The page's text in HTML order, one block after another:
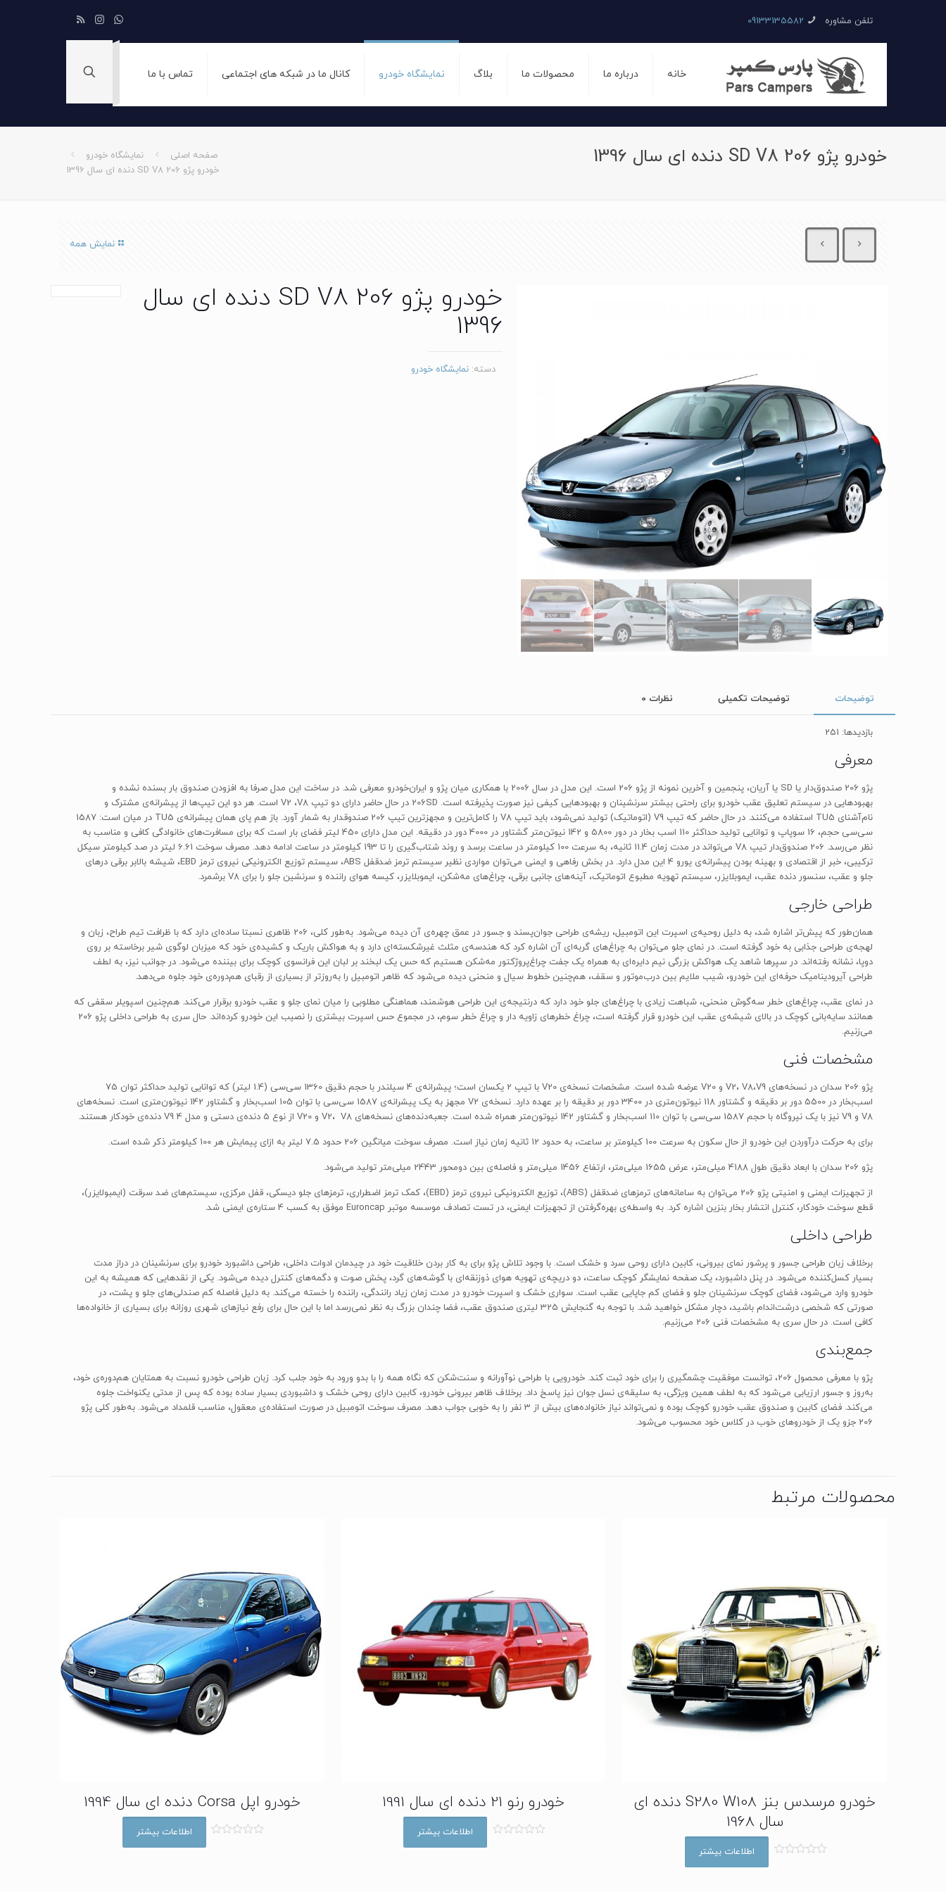
تلفن مشاوره 09133135582
خانه درباره ما محصولات ما بلاگ نمایشگاه خودرو کانال ما در شبکه های اجتماعی تماس با ما
خودرو پژو 206 SD V8 دنده ای سال 1396 صفحه اصلی
نمایشگاه خودرو
خودرو پژو 206 SD V8 دنده ای سال 1396
نمایش همه
خودرو پژو 206 SD V8 دنده ای سال
1396
دسته:نمایشگاه خودرو
توضیحات توضیحات تکمیلی نظرات 0
بازدیدها: 251
معرفی
پژو 206 صندوق‌دار یا SD یا آریان، پنجمین و آخرین نمونه از پژو 206 است. این مدل در سال 2006 با همکاری میان پژو و ایران‌خودرو معرفی شد. در ساخت این مدل صرفا به افزودن صندوق بار بسنده نشده و
بهبودهایی در سیستم تعلیق عقب خودرو برای راحتی بیشتر سرنشینان و بهبودهایی کیفی نیز صورت پذیرفته است. 206SD در حال حاضر دارای دو تیپ V2 ،V8 است. هر دو این تیپ‌ها از پیشرانه‌ی مشترک و
نام‌آشنای TU5 استفاده می‌کنند. در حال حاضر که تیپ V9 (اتوماتیک) تولید نمی‌شود، باید تیپ V8 را کامل‌ترین و مجهزترین تیپ 206 صندوقدار به شمار آورد. باز هم پای همان پیشرانه‌ی TU5 در میان است: 1587
سی‌سی حجم، 16 سوپاپ و توانایی تولید حداکثر 110 اسب بخار در دور 5800 و 142 نیوتن‌متر گشتاور در 4000 دور در دقیقه. این مدل دارای 450 لیتر فضای بار است که برای مسافرت‌های خانوادگی کافی و مناسب به
نظر می‌رسد. 206 صندوق‌دار تیپ V8 می‌تواند در مدت زمان 11.4 ثانیه، به سرعت 100 کیلومتر در ساعت برسد و روند شتاب‌گیری را تا 193 کیلومتر در ساعت ادامه دهد. مصرف سوخت 6.61 لیتر در صد کیلومتر سیکل
ترکیبی، خبر از اقتصادی و بهینه بودن پیشرانه‌ی یورو 4 این مدل دارد. در بخش رفاهی و ایمنی می‌توان مواردی نظیر سیستم ترمز ضدقفل ABS، سیستم توزیع الکترونیکی نیروی ترمز EBD، شیشه بالابر برقی درهای
جلو و عقب، سنسور دنده عقب، ایموبلایزر، سیستم تهویه مطبوع اتوماتیک، آینه‌های جانبی برقی، چراغ‌های مه‌شکن، ایموبلایزر، کیسه هوای راننده و سرنشین جلو را برای V8 برشمرد.
طراحی خارجی
همان‌طور که پیش‌تر اشاره شد، به دلیل روحیه‌ی اسپرت این اتومبیل، ریشه‌ی طراحی جوان‌پسند و جسور در عمق چهره‌ی آن دیده می‌شود. به‌طور کلی، 206 ظاهری نسبتا ساده‌ای دارد که با ظرافت تیم‌ طراح، زبان و
لهجه‌ی طراحی جذابی به خود گرفته است. در نمای جلو می‌توان به چراغ‌های گربه‌ای آن اشاره کرد که هندسه‌ی مثلث غیرشکسته‌ای دارد و به هواکش باریک و کشیده‌ی خود که میزبان لوگوی شیر برخاسته بر روی
دوپا، نشانه رفته‌اند. در سپرها شاهد یک هواکش بزرگی نیم‌ دایره‌‌ای به همراه یک جفت چراغ‌پروژکتور مه‌شکن هستیم که حس یک لبخند بر لبان این فرانسوی کوچک برای بیننده می‌شود. در جوانب نیز، به لطف
طراحی آیرودینامیک حرفه‌ای این خودرو، شیب ملایم بین درب‌موتور و سقف، هم‌چنین خطوط سیال و منحنی دیده می‌شود که ظاهر اتومبیل را به‌روزتر از بسیاری از رقبای هم‌دوره‌ی خود جلوه می‌دهد.
در نمای عقب، چراغ‌های خطر سه‌گوش منحنی، شباهت زیادی با چراغ‌های جلو خود دارد که درنتیجه‌ی این طراحی هوشمند، هماهنگی مطلوبی را میان نمای جلو و عقب خودرو برقرار می‌کند. هم‌چنین اسپویلر سقفی که
همانند سایه‌بانی کوچک در بالای شیشه‌ی عقب این خودرو قرار گرفته است، چراغ خطرهای زاویه دار و چراغ خطر سوم، در مجموع حس اسپرت بیشتری را نصیب این خودرو کرده‌اند. حال سری به طراحی داخلی پژو 206
می‌زنیم.
مشخصات فنی
پژو 206 سدان در نسخه‌های V2، V8،V9 و V20 عرضه شده است. مشخصات نسخه‌ی V20 با تیپ 2 یکسان است؛ پیشرانه‌ی 4 سیلندر با حجم دقیق 1360 سی‌سی‌ (1.4 لیتر) که توانایی تولید حداکثر توان 75
اسب‌بخار در 5500 دور بر دقیقه و گشتاور 118 نیوتون‌متری در 3400 دور بر دقیقه را بر عهده دارد. نسخه‌ی V2 مجهز به یک پیشرانه‌ی 1587 سی‌سی با توان 105 اسب‌بخار و گشتاور 142 نیوتون‌متری است. نسخه‌های
V8 و V9 نیز با یک نیروگاه با حجم 1587 سی‌سی با توان 110 اسب‌بخار و گشتاور 142 نیوتون‌متر همراه شده است. جعبه‌دنده‌های نسخه‌های V2، V8 و V20 از نوع 5 دنده‌ی دستی و مدل V9 4 دنده‌ی خودکار هستند.
برای به حرکت درآوردن این خودرو از حال سکون به سرعت 100 کیلومتر بر ساعت، به حدود 12 ثانیه زمان نیاز است. مصرف سوخت میانگین 206 حدود 7.5 لیتر به ازای پیمایش هر 100 کیلومتر ذکر شده است.
پژو 206 سدان با ابعاد دقیق طول 4188 میلی‌متر، عرض 1655 میلی‌متر، ارتفاع 1456 میلی‌متر و فاصله‌ی بین دومحور 2443 میلی‌متر تولید می‌شود.
از تجهیزات ایمنی و امنیتی پژو 206 می‌توان به سامانه‌‌های ترمزهای ضدقفل (ABS)، توزیع الکترونیکی نیروی ترمز (EBD)، کمک ترمز اضطراری، ترمزهای جلو دیسکی، قفل مرکزی، سیستم‌های ضد سرقت (ایمبولایزر)،
قطع سوخت خودکار، کنترل انتشار بخار بنزین اشاره کرد. به واسطه‌ی بهره‌گرفتن از تجهیزات ایمنی، در تست تصادف موسسه موتبر Euroncap موفق به کسب 4 ستاره‌ی ایمنی شد.
طراحی داخلی
برخلاف زبان طراحی جسور و پرشور نمای بیرونی، کابین دارای روحی سرد و خشک است. با وجود تلاش پژو برای به کار بردن خلاقیت خود در چیدمان ادوات داخلی، طراحی داشبورد خودرو برای سرنشینان در دراز مدت
بسیار کسل‌کننده می‌شود. در پنل داشبورد، یک صفحه نمایشگر کوچک ساعت، دو دریچه‌ی تهویه هوای ذوزنقه‌ای با گوشه‌های گرد، پخش صوت و دگمه‌های کنترل دیده می‌شود. یکی از نقدهایی که همیشه به این
خودرو وارد می‌شود، فضای کوچک سرنشینان جلو و فضای کم جاپایی عقب است. سواری خشک و اسپرت خودرو در مدت زمان زیاد رانندگی، راننده را خسته می‌کند. به دلیل فاصله کم صندلی‌های جلو و پشت، در
صورتی که شخصی درشت‌اندام باشید، دچار مشکل خواهید شد. با توجه به گنجایش 325 لیتری صندوق عقب، فضا چندان بزرگ به نظر نمی‌رسد اما با این حال برای رفع نیازهای شهری روزانه برای بسیاری از خانواده‌ها
کافی است. در حال سری به مشخصات فنی 206 می‌زنیم.
جمع‌بندی
پژو با معرفی محصول 206، توانست موفقیت چشمگیری را برای خود ثبت کند. خودرویی با طراحی نوآورانه و سنت‌شکن که نگاه همه را با بدو ورود به خود جلب کرد. زبان طراحی خودرو نسبت به همتایان هم‌دوره‌ی خود،
به‌روز و جسور ارزیابی می‌شود که به لطف همین ویژگی، به سلیقه‌ی نسل جوان نیز پاسخ داد. برخلاف ظاهر بیرونی خودرو، کابین دارای روحی خشک و داشبوردی بسیار ساده بوده که پس از مدتی یکنواخت جلوه
می‌کند. فضای کابین و صندوق عقب خودرو کوچک بوده و نمی‌تواند نیاز خانواده‌های بیش از 3 نفر را به خوبی جواب دهد. مصرف سوخت اتومبیل در صورت استفاده‌ی معقول، مناسب قلمداد می‌شود. به‌طور کلی پژو
206 جزو یک از خودروهای خوب در کلاس خود محسوب می‌شود.
محصولات مرتبط
خودرو مرسدس بنز S280 W108 دنده ای
سال 1968
اطلاعات بیشتر
خودرو رنو 21 دنده ای سال 1991
اطلاعات بیشتر
خودرو اپل Corsa دنده ای سال 1994
اطلاعات بیشتر